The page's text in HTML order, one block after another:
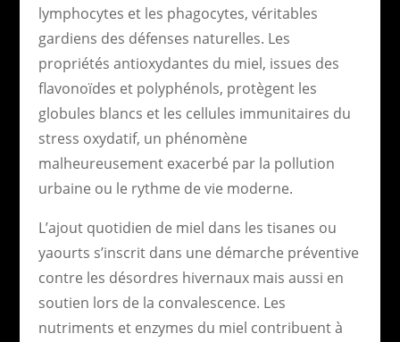
lymphocytes et les phagocytes, véritables
gardiens des défenses naturelles. Les
propriétés antioxydantes du miel, issues des
flavonoïdes et polyphénols, protègent les
globules blancs et les cellules immunitaires du
stress oxydatif, un phénomène
malheureusement exacerbé par la pollution
urbaine ou le rythme de vie moderne.
L’ajout quotidien de miel dans les tisanes ou
yaourts s’inscrit dans une démarche préventive
contre les désordres hivernaux mais aussi en
soutien lors de la convalescence. Les
nutriments et enzymes du miel contribuent à